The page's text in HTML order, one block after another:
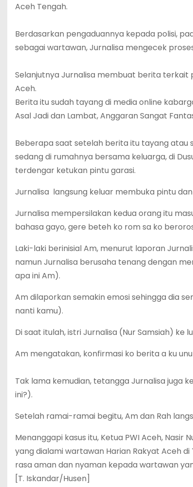
Aceh Tengah.
Berdasarkan pengaduannya kepada polisi,
sebagai wartawan, Jurnalisa mengecek
Selanjutnya Jurnalisa membuat berita terkait
Aceh.
Berita itu sudah tayang di media online
Asal Jadi dan Lambat, Anggaran Sangat
Beberapa saat setelah berita itu tayang atau
sedang di rumahnya bersama keluarga, di
terdengar ketukan pintu garasi.
Jurnalisa langsung keluar membuka pintu
Jurnalisa mempersilakan kedua orang itu
bahasa gayo, gere beteh ko rom sa ko
Laki-laki berinisial Am, menurut laporan
namun Jurnalisa berusaha tenang dengan
apa ini Am).
Am dilaporkan semakin emosi sehingga dia
nanti kamu).
Di saat itulah, istri Jurnalisa (Nur Samsiah) ke
Am mengatakan, konfirmasi ko berita a ku
Tak lama kemudian, tetangga Jurnalisa juga
ini?).
Setelah ramai-ramai begitu, Am dan Rah
Menanggapi kasus itu, Ketua PWI Aceh,
yang dialami wartawan Harian Rakyat Aceh
rasa aman dan nyaman kepada wartawan
[T. Iskandar/Husen]